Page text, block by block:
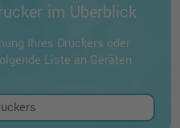
im Überblick
Ihres Druckers oder
Liste an Geräten